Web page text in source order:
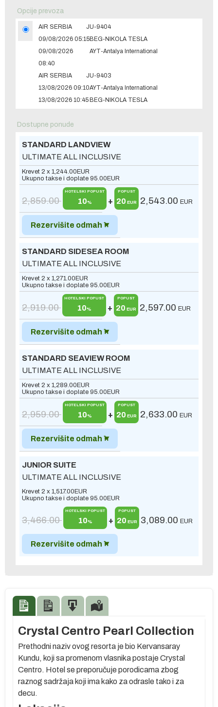
Opcije prevoza
AIR SERBIA
JU-9404
09/08/2026 05:15BEG-NIKOLA TESLA
09/08/2026
08:40
AYT-Antalya International
AIR SERBIA
JU-9403
13/08/2026 09:10AYT-Antalya International
13/08/2026 10:45BEG-NIKOLA TESLA
Dostupne ponude
STANDARD LANDVIEW
ULTIMATE ALL INCLUSIVE
Krevet 2 x 1,244.00EUR
Ukupno takse i doplate 95.00EUR
2,859.00
HOTELSKI POPUST
10% +
POPUST
20 EUR 2,543.00 EUR
Rezervišite odmah
STANDARD SIDESEA ROOM
ULTIMATE ALL INCLUSIVE
Krevet 2 x 1,271.00EUR
Ukupno takse i doplate 95.00EUR
2,919.00
HOTELSKI POPUST
10% +
POPUST
20 EUR 2,597.00 EUR
Rezervišite odmah
STANDARD SEAVIEW ROOM
ULTIMATE ALL INCLUSIVE
Krevet 2 x 1,289.00EUR
Ukupno takse i doplate 95.00EUR
2,959.00
HOTELSKI POPUST
10% +
POPUST
20 EUR 2,633.00 EUR
Rezervišite odmah
JUNIOR SUITE
ULTIMATE ALL INCLUSIVE
Krevet 2 x 1,517.00EUR
Ukupno takse i doplate 95.00EUR
3,466.00
HOTELSKI POPUST
10% +
POPUST
20 EUR 3,089.00 EUR
Rezervišite odmah
Crystal Centro Pearl Collection
Prethodni naziv ovog resorta je bio Kervansaray
Kundu, koji sa promenom vlasnika postaje Crystal
Centro. Hotel se preporučuje porodicama zbog
raznog sadržaja koji ima kako za odrasle tako i za
decu.